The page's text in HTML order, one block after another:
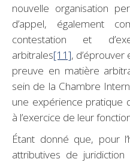
nouvelle organisation
d’appel, également
contestation et
arbitrales[11],
preuve en matière
sein de la Chambre
une expérience pratique
à l’exercice de leur
Étant donné que, pour
attributives de